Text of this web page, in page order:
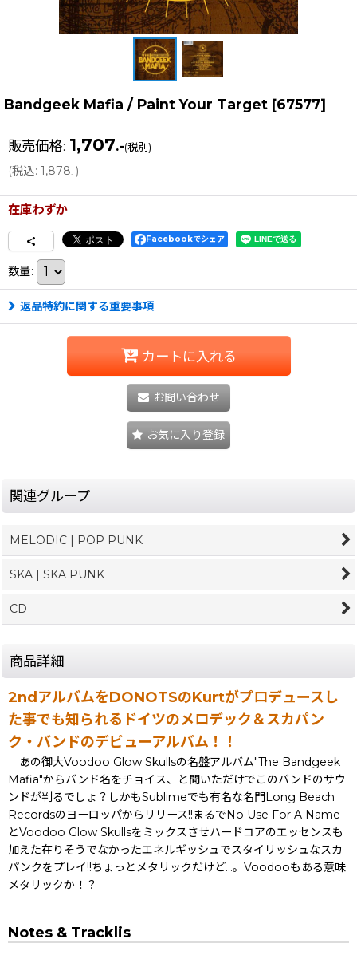
Bandgeek Mafia / Paint Your Target [67577]
販売価格: 1,707.-(税別)
(税込: 1,878.-)
在庫わずか
Facebookでシェア
数量:
返品特約に関する重要事項
カートに入れる
お問い合わせ
お気に入り登録
関連グループ
MELODIC | POP PUNK
SKA | SKA PUNK
CD
商品詳細
2ndアルバムをDONOTSのKurtがプロデュースし
た事でも知られるドイツのメロデック＆スカパン
ク・バンドのデビューアルバム！！
あの御大Voodoo Glow Skullsの名盤アルバム"The Bandgeek
Mafia"からバンド名をチョイス、と聞いただけでこのバンドのサウ
ンドが判るでしょ？しかもSublimeでも有名な名門Long Beach
Recordsのヨーロッパからリリース!!まるでNo Use For A Name
とVoodoo Glow Skullsをミックスさせハードコアのエッセンスも
加えた在りそうでなかったエネルギッシュでスタイリッシュなスカ
パンクをプレイ!!ちょっとメタリックだけど…。Voodooもある意味
メタリックか！？
Notes & Tracklis